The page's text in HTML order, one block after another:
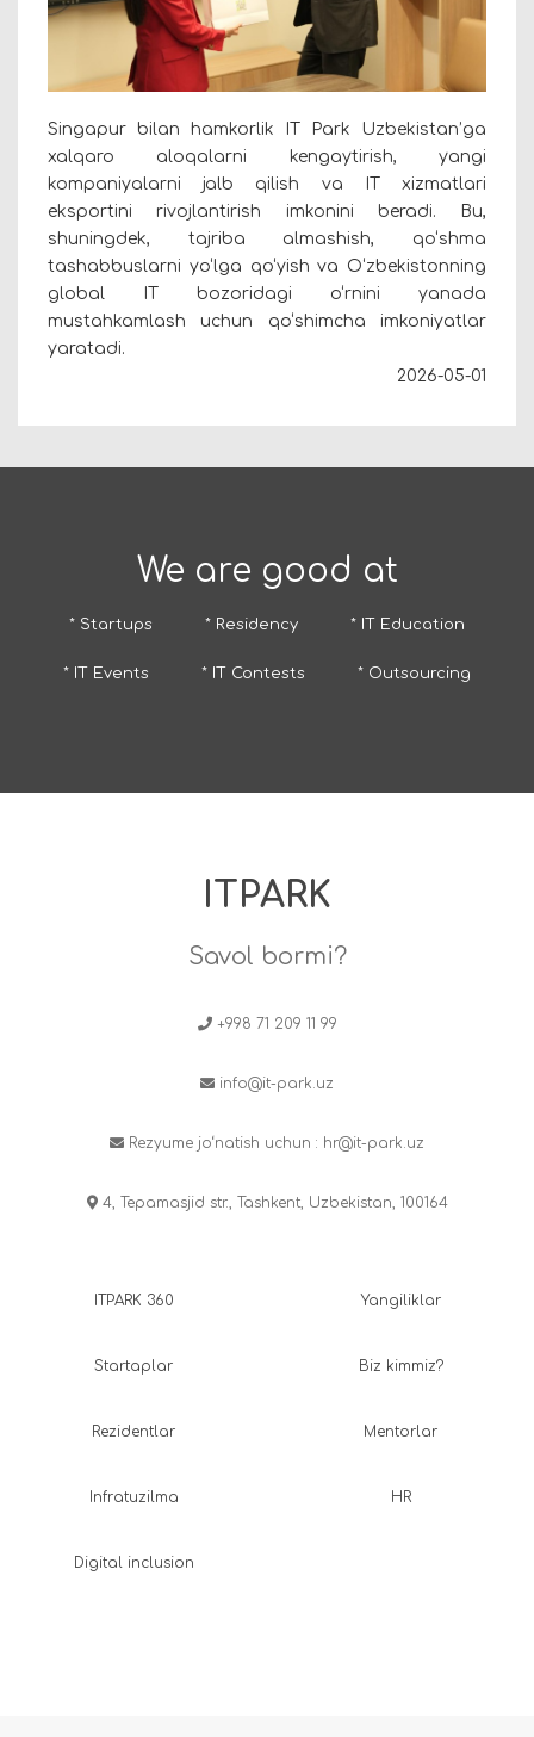
Singapur bilan hamkorlik IT Park Uzbekistan’ga
xalqaro aloqalarni kengaytirish, yangi
kompaniyalarni jalb qilish va IT xizmatlari
eksportini rivojlantirish imkonini beradi. Bu,
shuningdek, tajriba almashish, qo‘shma
tashabbuslarni yo‘lga qo‘yish va O‘zbekistonning
global IT bozoridagi o‘rnini yanada
mustahkamlash uchun qo‘shimcha imkoniyatlar
yaratadi.
2026-05-01
We are good at
* Startups * Residency * IT Education
* IT Events * IT Contests * Outsourcing
ITPARK
Savol bormi?
+998 71 209 11 99
info@it-park.uz
Rezyume jo‘natish uchun : hr@it-park.uz
4, Tepamasjid str., Tashkent, Uzbekistan, 100164
ITPARK 360
Startaplar
Rezidentlar
Infratuzilma
Digital inclusion
Yangiliklar
Biz kimmiz?
Mentorlar
HR